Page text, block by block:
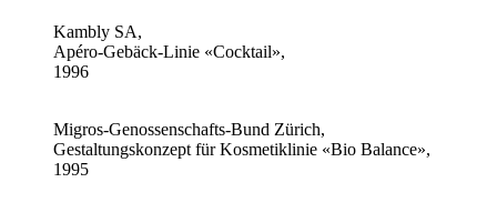
Kambly SA,
Apéro-Gebäck-Linie «Cocktail»,
1996
Migros-Genossenschafts-Bund Zürich,
Gestaltungskonzept für Kosmetiklinie «Bio Balance»,
1995